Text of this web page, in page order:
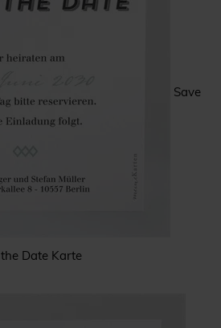
Save
the Date Karte